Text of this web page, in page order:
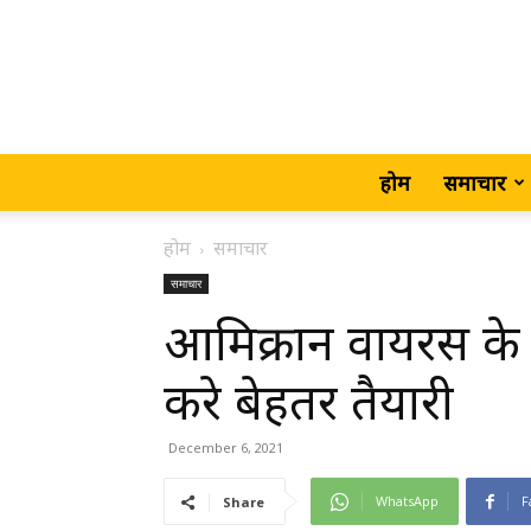
होम समाचार
होम समाचार
समाचार
आमिक्रान वायरस
करे बेहतर तैयारी
December 6, 2021
Share WhatsApp